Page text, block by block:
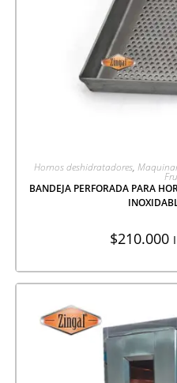
AGREGAR A
Hornos deshidratadores,
BANDEJA PERFORADA PARA
$210.000